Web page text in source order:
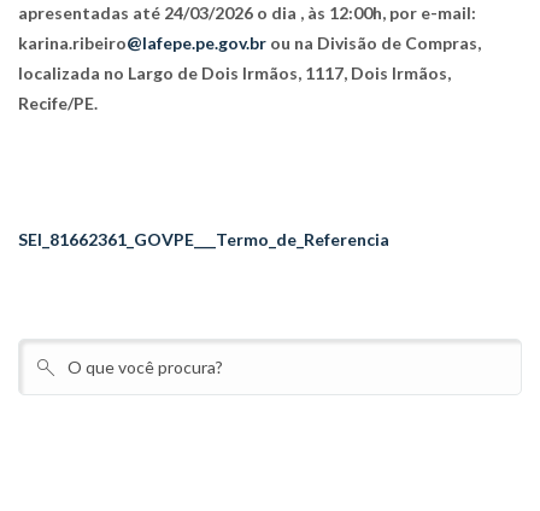
apresentadas até 24/03/2026 o dia , às 12:00h, por e-mail:
karina.ribeiro@lafepe.pe.gov.br ou na Divisão de Compras,
localizada no Largo de Dois Irmãos, 1117, Dois Irmãos,
Recife/PE.
SEI_81662361_GOVPE___Termo_de_Referencia